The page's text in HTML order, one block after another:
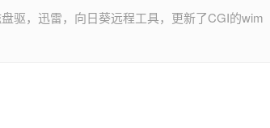
驱，迅雷，向日葵远程工具，更新了CGI的wim